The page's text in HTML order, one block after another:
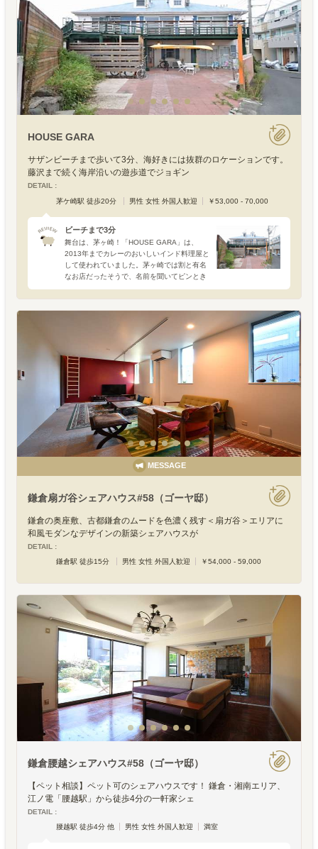
HOUSE GARA
サザンビーチまで歩いて3分、海好きには抜群のロケーションです。
藤沢まで続く海岸沿いの遊歩道でジョギン
DETAIL :
茅ケ崎駅 徒歩20分
男性 女性 外国人歓迎 ￥53,000 - 70,000
ビーチまで3分
舞台は、茅ヶ崎！「HOUSE GARA」は、
2013年までカレーのおいしいインド料理屋と
して使われていました。茅ヶ崎では割と有名
なお店だったそうで、名前を聞いてピンとき
はヒンドゥー語で「家」を意味する、
GAR（ガル）と
MESSAGE
鎌倉扇ガ谷シェアハウス#58（ゴーヤ邸）
鎌倉の奥座敷、古都鎌倉のムードを色濃く残す＜扇ガ谷＞エリアに
和風モダンなデザインの新築シェアハウスが
DETAIL :
鎌倉駅 徒歩15分
男性 女性 外国人歓迎 ￥54,000 - 59,000
鎌倉腰越シェアハウス#58（ゴーヤ邸）
【ペット相談】ペット可のシェアハウスです！ 鎌倉・湘南エリア、
江ノ電「腰越駅」から徒歩4分の一軒家シェ
DETAIL :
腰越駅 徒歩4分 他
男性 女性 外国人歓迎 満室